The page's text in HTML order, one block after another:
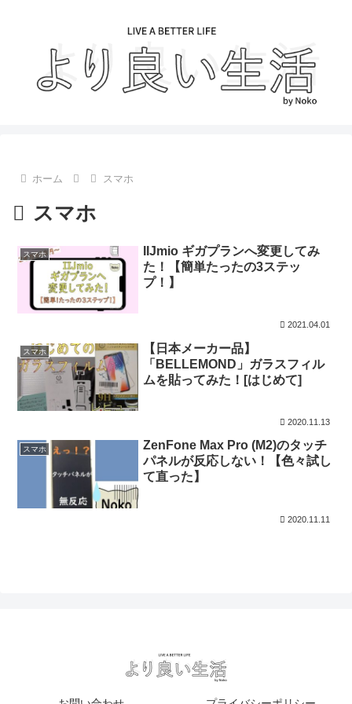
ホーム スマホ
スマホ
スマホ
IIJmio ギガプランへ変更してみ
た！【簡単たったの3ステッ
プ！】
2021.04.01
スマホ
【日本メーカー品】
「BELLEMOND」ガラスフィル
ムを貼ってみた！[はじめて]
2020.11.13
スマホ
ZenFone Max Pro (M2)のタッチ
パネルが反応しない！【色々試し
て直った】
2020.11.11